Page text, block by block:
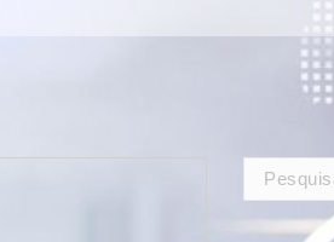
Pesquisar
por: